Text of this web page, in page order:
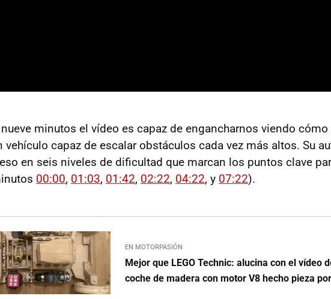
minutos el vídeo es capaz de engancharnos viendo cómo
vehículo capaz de escalar obstáculos cada vez más altos. Su
en seis niveles de dificultad que marcan los puntos clave
00:00, 01:03, 01:42, 02:22, 04:22, y 07:22).
EN MOTORPASIÓN
Mejor que LEGO Technic: alucina con el vídeo
coche de madera con motor V8 hecho pieza